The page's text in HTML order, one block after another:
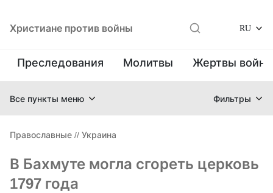
Христиане против войны RU
Преследования Молитвы Жертвы
Все пункты меню Фильтры
Православные // Украина
В Бахмуте могла сгореть церковь
1797 года